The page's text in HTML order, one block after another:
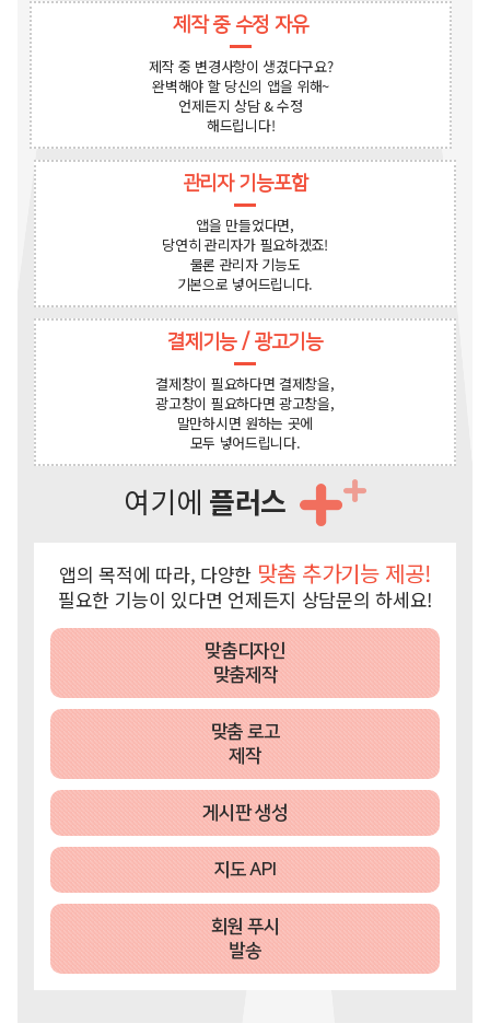
제작 중 수정 자유
제작 중 변경사항이 생겼다구요?
완벽해야 할 당신의 앱을 위해~
언제든지 상담 & 수정
해드립니다!
관리자 기능포함
앱을 만들었다면,
당연히 관리자가 필요하겠죠!
물론 관리자 기능도
기본으로 넣어드립니다.
결제기능 / 광고기능
결제창이 필요하다면 결제창을,
광고창이 필요하다면 광고창을,
말만하시면 원하는 곳에
모두 넣어드립니다.
여기에 플러스
앱의 목적에 따라, 다양한 맞춤 추가기능 제공!
필요한 기능이 있다면 언제든지 상담문의 하세요!
맞춤디자인
맞춤제작
맞춤 로고
제작
게시판 생성
지도 API
회원 푸시
발송